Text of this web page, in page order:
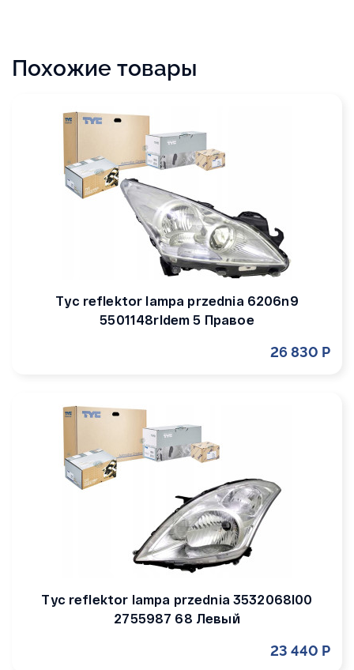
Похожие товары
Tyc reflektor lampa przednia 6206n9
5501148rldem 5 Правое
26 830 Р
Tyc reflektor lampa przednia 3532068l00
2755987 68 Левый
23 440 Р